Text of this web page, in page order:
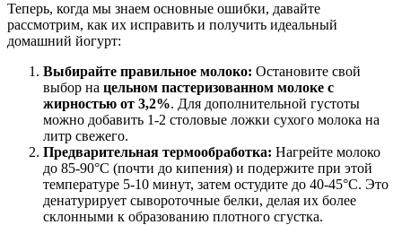
Теперь, когда мы знаем основные ошибки, давайте
рассмотрим, как их исправить и получить идеальный
домашний йогурт:
Выбирайте правильное молоко: Остановите свой
выбор на цельном пастеризованном молоке с
жирностью от 3,2%. Для дополнительной густоты
можно добавить 1-2 столовые ложки сухого молока на
литр свежего.
Предварительная термообработка: Нагрейте молоко
до 85-90°C (почти до кипения) и подержите при этой
температуре 5-10 минут, затем остудите до 40-45°C. Это
денатурирует сывороточные белки, делая их более
склонными к образованию плотного сгустка.